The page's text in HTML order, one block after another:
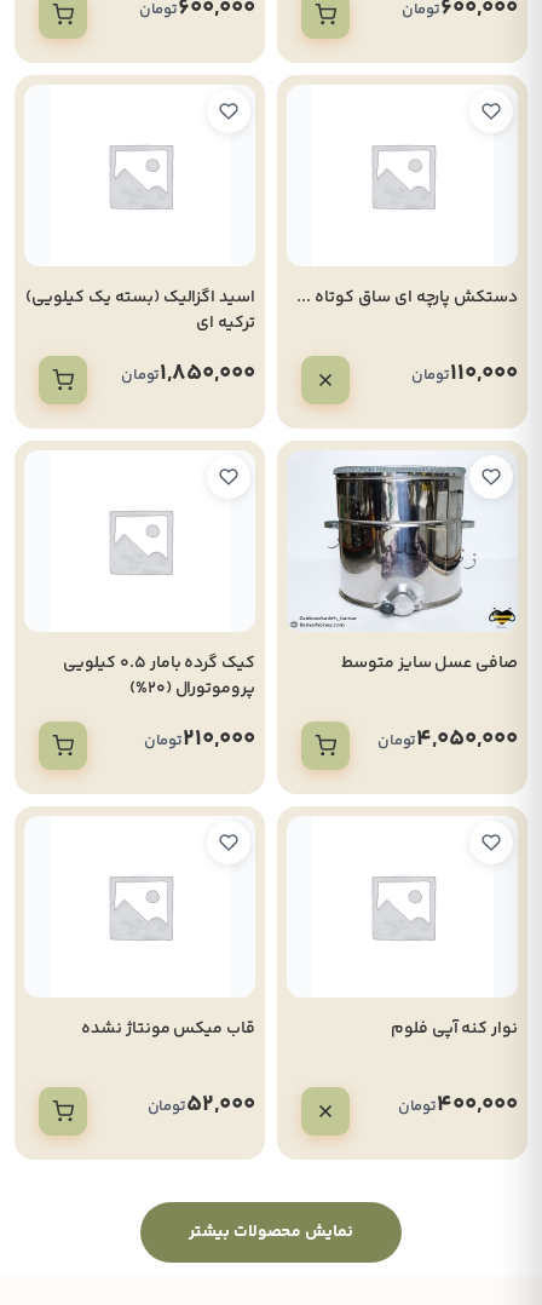
600,000تومان 600,000تومان
دستکش پارچه ای ساق کوتاه ...
110,000تومان
اسید اگزالیک (بسته یک کیلویی)
ترکیه ای
1,850,000تومان
صافی عسل سایز متوسط
4,050,000تومان
کیک گرده بامار 0.5 کیلویی
پروموتورال (20%)
210,000تومان
نوار کنه آپی فلوم
400,000تومان
قاب میکس مونتاژ نشده
52,000تومان
نمایش محصولات بیشتر